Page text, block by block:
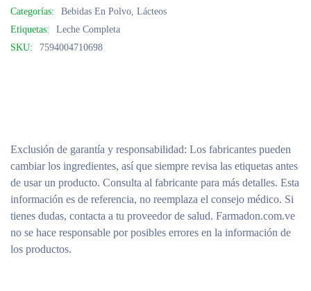
Categorías: Bebidas En Polvo Lácteos
Etiquetas:
Leche Completa
SKU:
7594004710698
Exclusión de garantía y responsabilidad: Los fabricantes pueden
cambiar los ingredientes, así que siempre revisa las etiquetas antes
de usar un producto. Consulta al fabricante para más detalles. Esta
información es de referencia, no reemplaza el consejo médico. Si
tienes dudas, contacta a tu proveedor de salud. Farmadon.com.ve
no se hace responsable por posibles errores en la información de
los productos.